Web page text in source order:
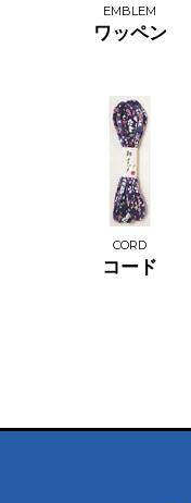
EMBLEM
ワッペン
CORD
コード